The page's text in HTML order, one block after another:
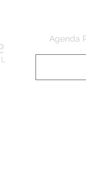
Agenda